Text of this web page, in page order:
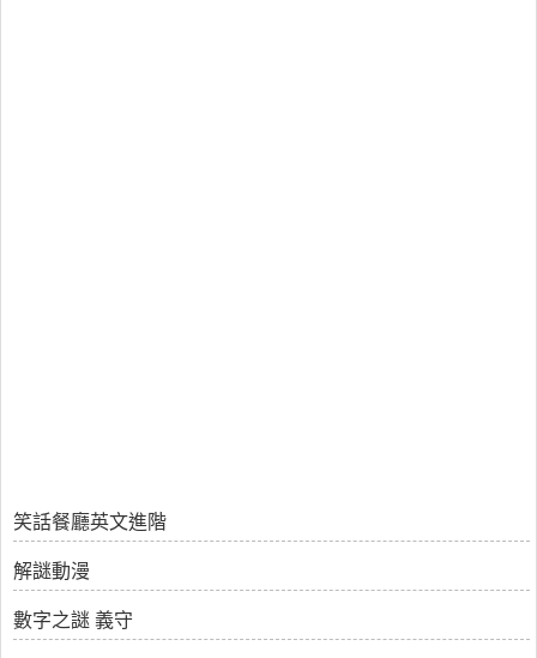
笑話餐廳英文進階
解謎動漫
數字之謎 義守